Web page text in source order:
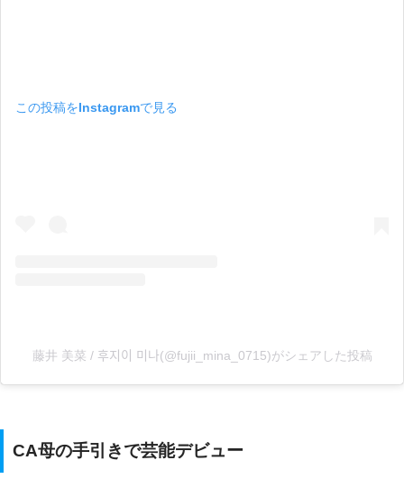
この投稿をInstagramで見る
藤井 美菜 / 후지이 미나(@fujii_mina_0715)がシェアした投稿
CA母の手引きで芸能デビュー